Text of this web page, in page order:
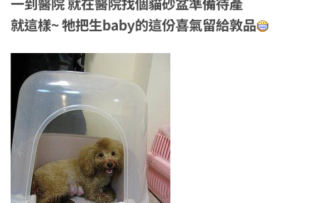
就這樣~ 牠把生baby的這份喜氣留給敦品